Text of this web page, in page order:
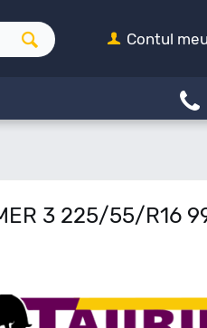
Contul meu
3 225/55/R16